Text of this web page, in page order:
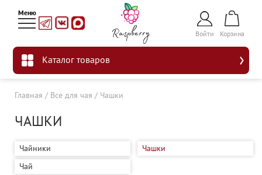
Войти Корзина
Каталог товаров
Главная / Все для чая / Чашки
ЧАШКИ
Чайники
Чашки
Чай